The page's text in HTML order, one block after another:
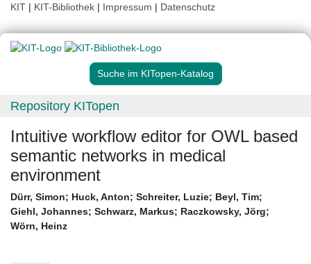
KIT | KIT-Bibliothek | Impressum | Datenschutz
Suche im KITopen-Katalog
Repository KITopen
Intuitive workflow editor for OWL based
semantic networks in medical
environment
Dürr, Simon; Huck, Anton; Schreiter, Luzie; Beyl, Tim;
Giehl, Johannes; Schwarz, Markus; Raczkowsky, Jörg;
Wörn, Heinz